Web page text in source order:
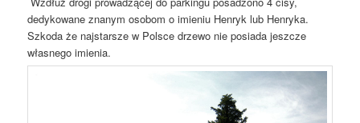
dedykowane znanym osobom o imieniu Henryk lub Henryka.
Szkoda że najstarsze w Polsce drzewo nie posiada jeszcze
własnego imienia.